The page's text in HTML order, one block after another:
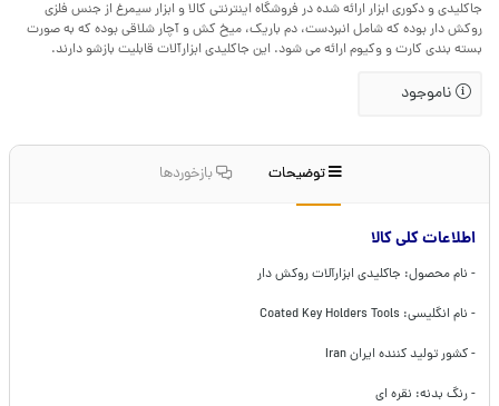
جاکلیدی و دکوری ابزار ارائه شده در فروشگاه اینترنتی کالا و ابزار سیمرغ از جنس فلزی
روکش دار بوده که شامل انبردست، دم باریک، میخ کش و آچار شلاقی بوده که به صورت
بسته بندی کارت و وکیوم ارائه می شود. این جاکلیدی ابزارآلات قابلیت بازشو دارند.
ناموجود
توضیحات بازخوردها
اطلاعات کلی کالا
- نام محصول: جاکلیدی ابزارآلات روکش دار
- نام انگلیسی: Coated Key Holders Tools
- کشور تولید کننده ایران Iran
- رنگ بدنه: نقره ای